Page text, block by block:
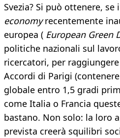
Svezia? Si può ottenere,
economyrecentemente
europea ( European Green
politiche nazionali sul
ricercatori, per
Accordi di Parigi
globale entro 1,5 gradi
come Italia o Francia
bastano. Non solo: la loro
prevista creerà squilibri